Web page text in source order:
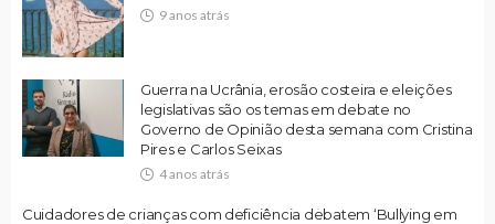
9 anos atrás
Guerra na Ucrânia, erosão costeira e eleições
legislativas são os temas em debate no
Governo de Opinião desta semana com Cristina
Pires e Carlos Seixas
4 anos atrás
Cuidadores de crianças com deficiência debatem ‘Bullying em